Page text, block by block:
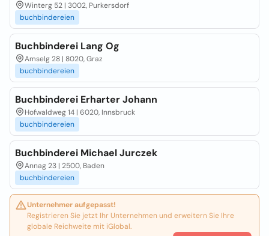
Winterg 52 | 3002, Purkersdorf
buchbindereien
Buchbinderei Lang Og
Amselg 28 | 8020, Graz
buchbindereien
Buchbinderei Erharter Johann
Hofwaldweg 14 | 6020, Innsbruck
buchbindereien
Buchbinderei Michael Jurczek
Annag 23 | 2500, Baden
buchbindereien
Unternehmer aufgepasst!
Registrieren Sie jetzt Ihr Unternehmen und erweitern Sie Ihre
globale Reichweite mit iGlobal.